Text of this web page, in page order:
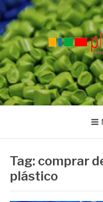
Pular
para
o
conteúdo
PLANET
Blog
Tag: comprar
plástico